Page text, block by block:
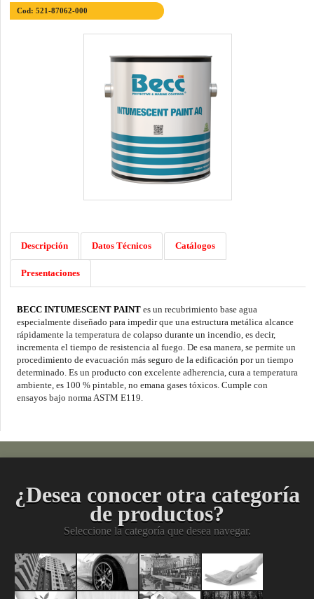
Cod: 521-87062-000
Descripción Datos Técnicos Catálogos
Presentaciones
BECC INTUMESCENT PAINT es un recubrimiento base agua
especialmente diseñado para impedir que una estructura metálica alcance
rápidamente la temperatura de colapso durante un incendio, es decir,
incrementa el tiempo de resistencia al fuego. De esa manera, se permite un
procedimiento de evacuación más seguro de la edificación por un tiempo
determinado. Es un producto con excelente adherencia, cura a temperatura
ambiente, es 100 % pintable, no emana gases tóxicos. Cumple con
ensayos bajo norma ASTM E119.
¿Desea conocer otra categoría
de productos?
Seleccione la categoría que desea navegar.